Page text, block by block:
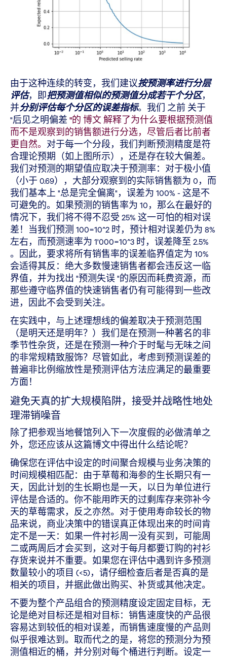
由于这种连续的转变，我们建议按预测率进行分层
评估，即把预测值相似的预测值分成若干个分区，
并分别评估每个分区的误差指标。我们 之前 关于
"后见之明偏差 "的 博文 解释了为什么要根据预测值
而不是观察到的销售额进行分选，尽管后者比前者
更自然。 对于每一个分段，我们判断预测精度是符
合理论预期（如上图所示），还是存在较大偏差。
我们对预测的期望值应取决于预测率：对于极小值
（小于 0.69），大部分观察到的实际销售额为 0，而
我们基本上 "总是完全偏离"，误差为 100% - 这是不
可避免的。如果预测的销售率为 10，那么在最好的
情况下，我们将不得不忍受 25% 这一可怕的相对误
差！当我们预测 100=10^2 时，预计相对误差仍为 8%
左右，而预测速率为 1'000=10^3 时，误差降至 2.5%
。因此，要求将所有销售率的误差临界值定为 10%
会适得其反：绝大多数慢速销售者都会违反这一临
界值，并为找出 "预测失误 "的原因而耗费资源，而
那些遵守临界值的快速销售者仍有可能得到一些改
进，因此不会受到关注。
在实践中，与上述理想线的偏差取决于预测范围
（是明天还是明年？）我们是在预测一种著名的非
季节性杂货，还是在预测一种介于时髦与无味之间
的非常规精致服饰？尽管如此，考虑到预测误差的
普遍非比例缩放性是预测评估方法应满足的最重要
方面！
避免天真的扩大规模陷阱，接受并战略性地处
理滞销噪音
除了把参观当地餐馆列入下一次度假的必做清单之
外，您还应该从这篇博文中得出什么结论呢？
确保您在评估中设定的时间聚合规模与业务决策的
时间规模相匹配：由于草莓和海参的生长期只有一
天，因此计划的生长期也是一天，以日为单位进行
评估是合适的。你不能用昨天的过剩库存来弥补今
天的草莓需求，反之亦然。对于使用寿命较长的物
品来说，商业决策中的错误真正体现出来的时间肯
定不是一天：如果一件衬衫周一没有买到，可能周
二或两周后才会买到，这对于每月都要订购的衬衫
存货来说并不重要。如果您在评估中遇到许多预测
数量较小的项目 (<5)，请仔细检查后者是否真的是
相关的项目，并据此做出购买、补货或其他决定。
不要为整个产品组合的预测精度设定固定目标，无
论是绝对目标还是相对目标：销售速度快的产品很
容易达到较低的相对误差，而销售速度慢的产品则
似乎很难达到。取而代之的是，将您的预测分为预
测值相近的桶，并分别对每个桶进行判断。设定一